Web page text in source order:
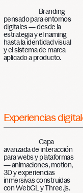
Branding
pensado para entornos
digitales — desde la
estrategia y el naming
hasta la identidad visual
y el sistema de marca
aplicado a producto.
Experiencias
Capa
avanzada de interacción
para webs y plataformas
— animaciones, motion,
3D y experiencias
inmersivas construidas
con WebGL y Three.js.